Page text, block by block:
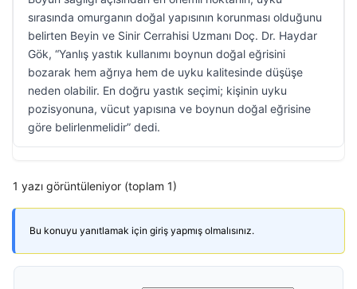
sırasında omurganın doğal yapısının korunması olduğunu
belirten Beyin ve Sinir Cerrahisi Uzmanı Doç. Dr. Haydar
Gök, “Yanlış yastık kullanımı boynun doğal eğrisini
bozarak hem ağrıya hem de uyku kalitesinde düşüşe
neden olabilir. En doğru yastık seçimi; kişinin uyku
pozisyonuna, vücut yapısına ve boynun doğal eğrisine
göre belirlenmelidir” dedi.
1 yazı görüntüleniyor (toplam 1)
Bu konuyu yanıtlamak için giriş yapmış olmalısınız.